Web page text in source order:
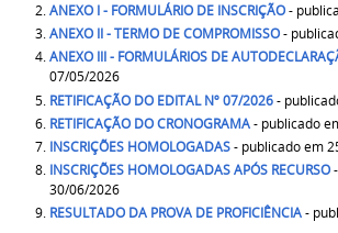
ANEXO I - FORMULÁRIO DE INSCRIÇÃO-
ANEXO II - TERMO DE COMPROMISSO-
ANEXO III - FORMULÁRIOS DE
07/05/2026
RETIFICAÇÃO DO EDITAL Nº 07/2026-
RETIFICAÇÃO DO CRONOGRAMA- publicado
INSCRIÇÕES HOMOLOGADAS- publicado em
INSCRIÇÕES HOMOLOGADAS APÓS RECURSO
30/06/2026
RESULTADO DA PROVA DE PROFICIÊNCIA-